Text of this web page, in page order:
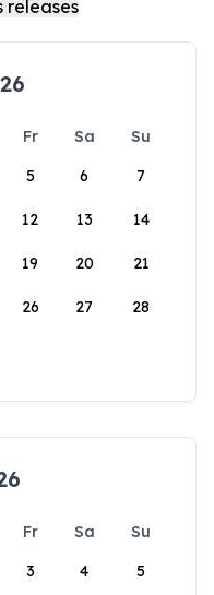
Fr Sa
Su
5 6 7
12 13 14
19 20 21
26 27 28
Fr Sa
Su
3 4 5